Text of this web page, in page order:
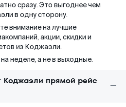
сразу. Это выгоднее чем
в одну сторону.
внимание на лучшие
акции, скидки и
из Коджаэли.
неделе, а не в выходные.
Коджаэли прямой рейс